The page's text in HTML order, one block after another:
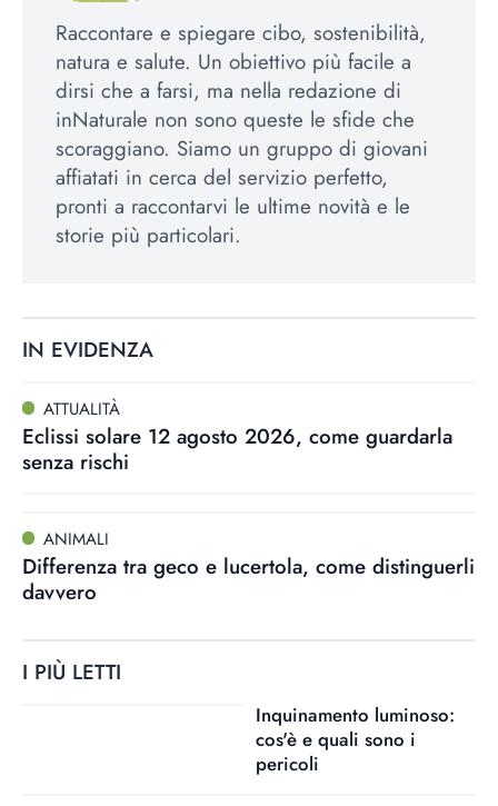
Raccontare e spiegare cibo, sostenibilità,
natura e salute. Un obiettivo più facile a
dirsi che a farsi, ma nella redazione di
inNaturale non sono queste le sfide che
scoraggiano. Siamo un gruppo di giovani
affiatati in cerca del servizio perfetto,
pronti a raccontarvi le ultime novità e le
storie più particolari.
IN EVIDENZA
ATTUALITÀ
Eclissi solare 12 agosto 2026, come guardarla
senza rischi
ANIMALI
Differenza tra geco e lucertola, come distinguerli
davvero
I PIÙ LETTI
Inquinamento luminoso:
cos'è e quali sono i
pericoli